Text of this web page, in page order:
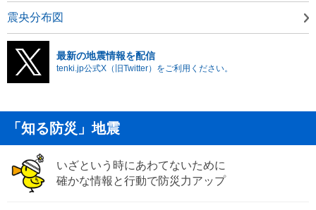
震央分布図
最新の地震情報を配信
tenki.jp公式X（旧Twitter）をご利用ください。
「知る防災」地震
いざという時にあわてないために
確かな情報と行動で防災力アップ